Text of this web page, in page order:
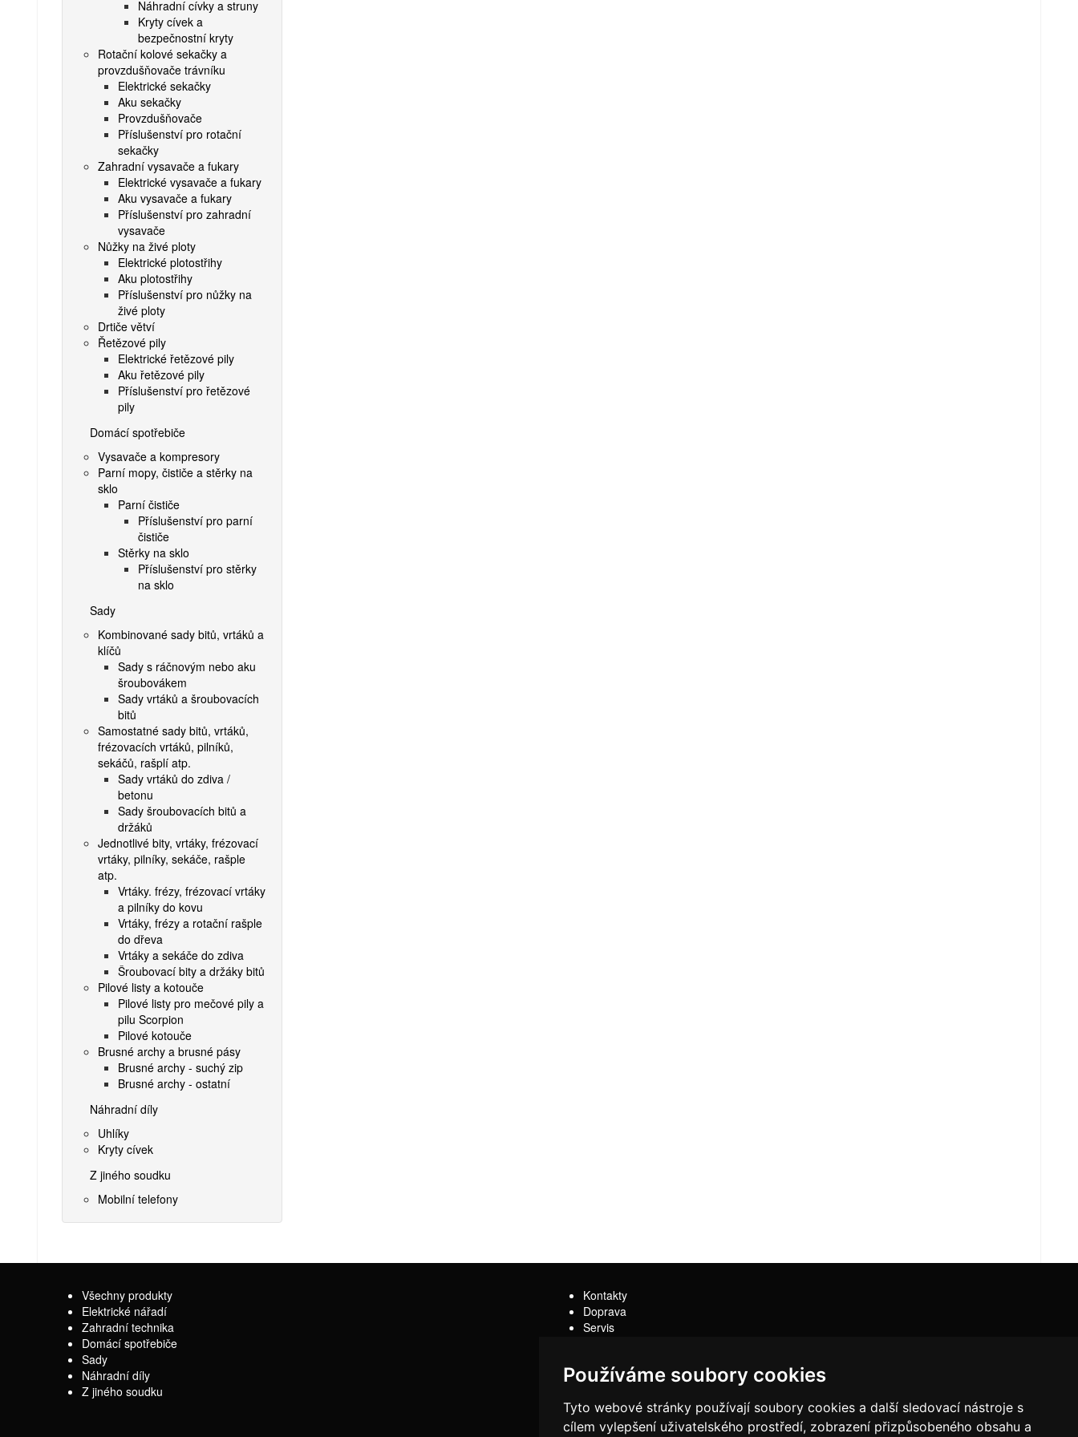
Používáme soubory cookies
Tyto webové stránky používají soubory cookies a další sledovací nástroje s
cílem vylepšení uživatelského prostředí, zobrazení přizpůsobeného obsahu a
Náhradní cívky a struny
Kryty cívek a
bezpečnostní kryty
Rotační kolové sekačky a
provzdušňovače trávníku
Elektrické sekačky
Aku sekačky
Provzdušňovače
Příslušenství pro rotační
sekačky
Zahradní vysavače a fukary
Elektrické vysavače a fukary
Aku vysavače a fukary
Příslušenství pro zahradní
vysavače
Nůžky na živé ploty
Elektrické plotostřihy
Aku plotostřihy
Příslušenství pro nůžky na
živé ploty
Drtiče větví
Řetězové pily
Elektrické řetězové pily
Aku řetězové pily
Příslušenství pro řetězové
pily
Domácí spotřebiče
Vysavače a kompresory
Parní mopy, čističe a stěrky na
sklo
Parní čističe
Příslušenství pro parní
čističe
Stěrky na sklo
Příslušenství pro stěrky
na sklo
Sady
Kombinované sady bitů, vrtáků a
klíčů
Sady s ráčnovým nebo aku
šroubovákem
Sady vrtáků a šroubovacích
bitů
Samostatné sady bitů, vrtáků,
frézovacích vrtáků, pilníků,
sekáčů, rašplí atp.
Sady vrtáků do zdiva /
betonu
Sady šroubovacích bitů a
držáků
Jednotlivé bity, vrtáky, frézovací
vrtáky, pilníky, sekáče, rašple
atp.
Vrtáky. frézy, frézovací vrtáky
a pilníky do kovu
Vrtáky, frézy a rotační rašple
do dřeva
Vrtáky a sekáče do zdiva
Šroubovací bity a držáky bitů
Pilové listy a kotouče
Pilové listy pro mečové pily a
pilu Scorpion
Pilové kotouče
Brusné archy a brusné pásy
Brusné archy - suchý zip
Brusné archy - ostatní
Náhradní díly
Uhlíky
Kryty cívek
Z jiného soudku
Mobilní telefony
Všechny produkty
Elektrické nářadí
Zahradní technika
Domácí spotřebiče
Sady
Náhradní díly
Z jiného soudku
Kontakty
Doprava
Servis